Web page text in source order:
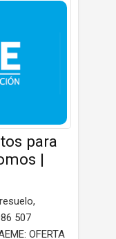
para
|
507
OFERTA